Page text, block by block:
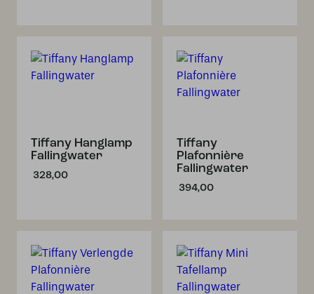
Tiffany Hanglamp
Fallingwater
328,00
Tiffany
Plafonnière
Fallingwater
394,00